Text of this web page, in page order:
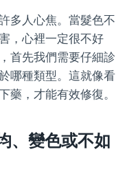
多人心焦。當髮色不
，心裡一定很不好
首先我們需要仔細診
哪種類型。這就像看
藥，才能有效修復。
、變色或不如